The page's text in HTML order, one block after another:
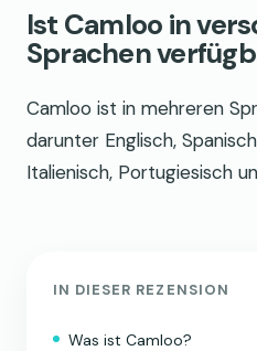
Ist Camloo in
Sprachen
Camloo ist in mehreren
darunter Englisch,
Italienisch, Portugiesisch
IN DIESER REZENSION
Was ist Camloo?